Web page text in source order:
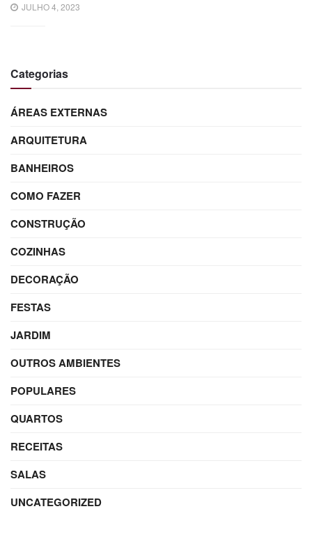
JULHO 4, 2023
Categorias
ÁREAS EXTERNAS
ARQUITETURA
BANHEIROS
COMO FAZER
CONSTRUÇÃO
COZINHAS
DECORAÇÃO
FESTAS
JARDIM
OUTROS AMBIENTES
POPULARES
QUARTOS
RECEITAS
SALAS
UNCATEGORIZED